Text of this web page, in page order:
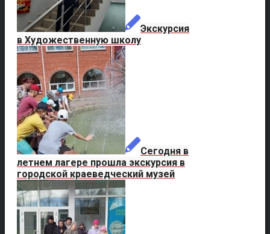
Экскурсия
в Художественную школу
Сегодня в
летнем лагере прошла экскурсия в
городской краеведческий музей